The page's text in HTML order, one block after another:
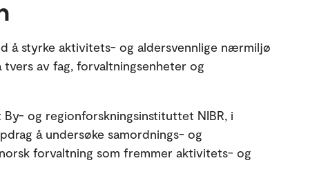
å styrke aktivitets- og aldersvennlige nærmiljø
tvers av fag, forvaltningsenheter og
og regionforskningsinstituttet NIBR, i
å undersøke samordnings- og
forvaltning som fremmer aktivitets- og